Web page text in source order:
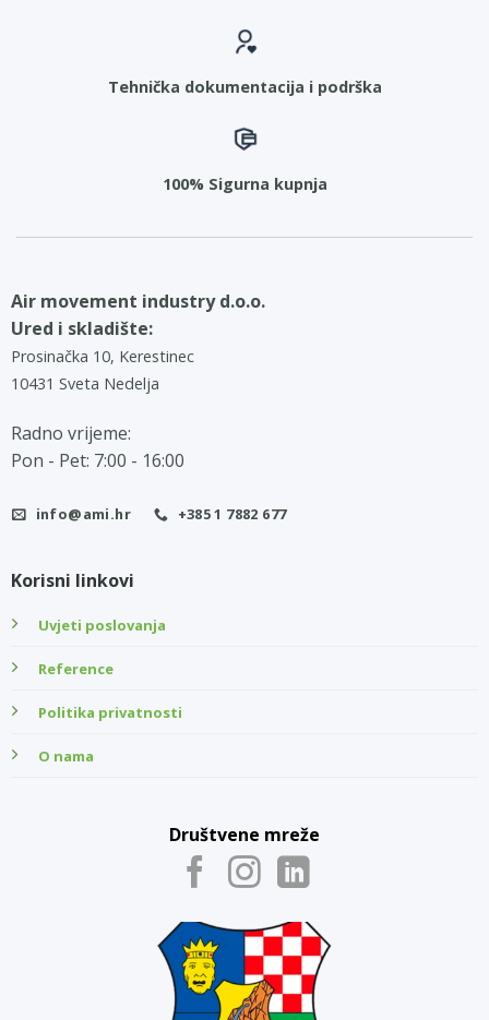
Tehnička dokumentacija i podrška
100% Sigurna kupnja
Air movement industry d.o.o.
Ured i skladište:
Prosinačka 10, Kerestinec
10431 Sveta Nedelja
Radno vrijeme:
Pon - Pet: 7:00 - 16:00
info@ami.hr +385 1 7882 677
Korisni linkovi
Uvjeti poslovanja
Reference
Politika privatnosti
O nama
Društvene mreže